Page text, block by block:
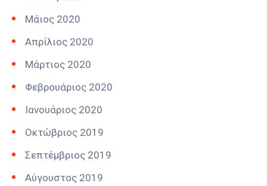
Μάιος 2020
Απρίλιος 2020
Μάρτιος 2020
Φεβρουάριος 2020
Ιανουάριος 2020
Οκτώβριος 2019
Σεπτέμβριος 2019
Αύγουστος 2019